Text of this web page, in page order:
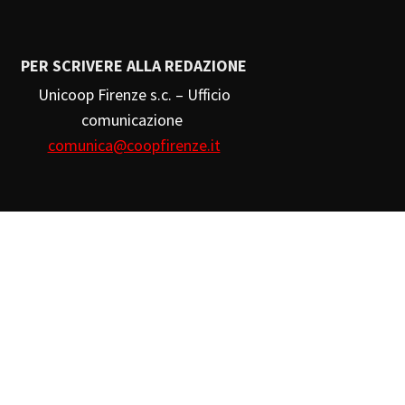
PER SCRIVERE ALLA REDAZIONE
Unicoop Firenze s.c. – Ufficio
comunicazione
comunica@coopfirenze.it